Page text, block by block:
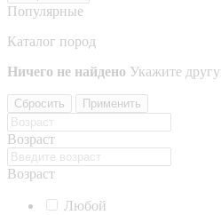
Популярные
Каталог пород
Ничего не найдено Укажите
Сбросить Применить
Возраст
Возраст
Любой